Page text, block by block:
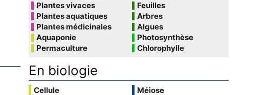
Plantes vivaces
Plantes aquatiques
Plantes médicinales
Aquaponie
Permaculture
Feuilles
Arbres
Algues
Photosynthèse
Chlorophylle
En biologie
Cellule
Méiose